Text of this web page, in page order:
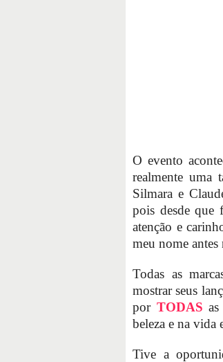
O evento
realmente uma
Silmara e
pois desde que
atenção e
meu nome antes
Todas as
mostrar seus
por TODAS
beleza e na vida
Tive a